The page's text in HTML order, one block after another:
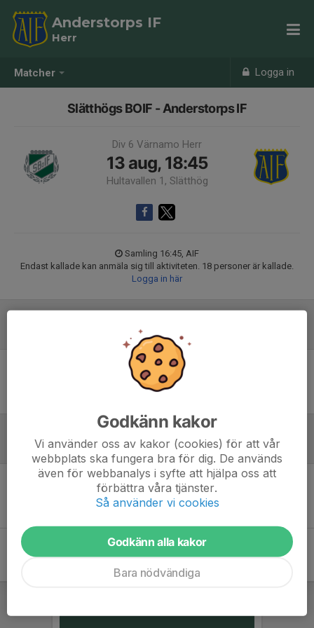
Matcher Logga in
Anderstorps IF
Herr
Slätthögs BOIF - Anderstorps IF
Div 6 Värnamo Herr
13 aug, 18:45
Hultavallen 1, Slätthög
Samling 16:45, AIF
Endast kallade kan anmäla sig till aktiviteten. 18 personer är kallade.
Logga in här
Ingen uppställning ifylld
Inför match
Inget skrivet
Godkänn kakor
Vi använder oss av kakor (cookies) för att vår
webbplats ska fungera bra för dig. De används
även för webbanalys i syfte att hjälpa oss att
förbättra våra tjänster.
Så använder vi cookies
Godkänn alla kakor
Bara nödvändiga